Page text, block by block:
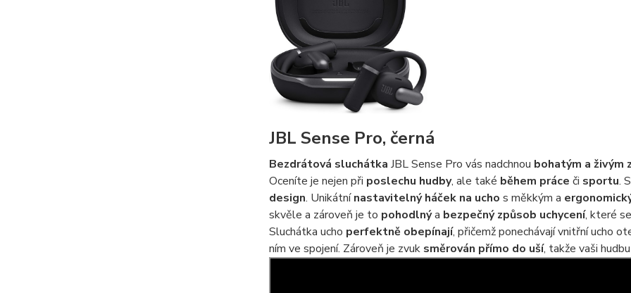
JBL Sense Pro, černá
Bezdrátová sluchátka JBL Sense Pro vás nadchnou bohatým a živým
Oceníte je nejen při poslechu hudby, ale také během práce či sportu.
design. Unikátnínastavitelný háček na ucho s měkkým a
skvěle a zároveň je to pohodlnýa bezpečný způsob uchycení, které
Sluchátka ucho perfektně obepínají, přičemž ponechávají vnitřní ucho
ním ve spojení. Zároveň je zvuk směrován přímo do uší, takže vaši